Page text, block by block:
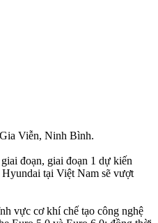
Viễn, Ninh Bình.
đoạn, giai đoạn 1 dự kiến
tại Việt Nam sẽ vượt
vực cơ khí chế tạo công nghệ